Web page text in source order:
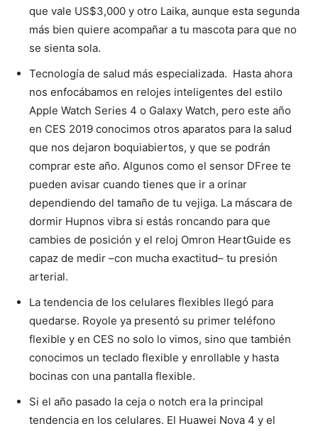
que vale US$3,000 y otro Laika, aunque esta segunda
más bien quiere acompañar a tu mascota para que no
se sienta sola.
Tecnología de salud más especializada. Hasta ahora
nos enfocábamos en relojes inteligentes del estilo
Apple Watch Series 4 o Galaxy Watch, pero este año
en CES 2019 conocimos otros aparatos para la salud
que nos dejaron boquiabiertos, y que se podrán
comprar este año. Algunos como el sensor DFree te
pueden avisar cuando tienes que ir a orinar
dependiendo del tamaño de tu vejiga. La máscara de
dormir Hupnos vibra si estás roncando para que
cambies de posición y el reloj Omron HeartGuide es
capaz de medir –con mucha exactitud– tu presión
arterial.
La tendencia de los celulares flexibles llegó para
quedarse. Royole ya presentó su primer teléfono
flexible y en CES no solo lo vimos, sino que también
conocimos un teclado flexible y enrollable y hasta
bocinas con una pantalla flexible.
Si el año pasado la ceja o notch era la principal
tendencia en los celulares. El Huawei Nova 4 y el